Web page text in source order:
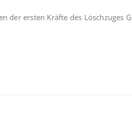
ersten Kräfte des Löschzuges